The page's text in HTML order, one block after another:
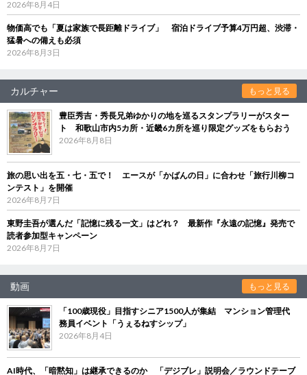
2026年8月4日
物価高でも「夏は家族で長距離ドライブ」 宿泊ドライブ予算4万円超、渋滞・
猛暑への備えも必須
2026年8月3日
カルチャー もっと見る
豊臣秀吉・秀長兄弟ゆかりの地を巡るスタンプラリーがスター
ト 和歌山市内5カ所・近畿6カ所を巡り限定グッズをもらおう
2026年8月8日
旅の思い出を五・七・五で！ エースが「かばんの日」に合わせ「旅行川柳コ
ンテスト」を開催
2026年8月7日
東野圭吾が選んだ「記憶に残る一文」はどれ？ 最新作『永遠の記憶』発売で
読者参加型キャンペーン
2026年8月7日
動画 もっと見る
「100歳現役」目指すシニア1500人が集結 マンション管理代
務員イベント「うぇるねすシップ」
2026年8月4日
AI時代、「暗黙知」は継承できるのか 「デジブレ」説明会／ラウンドテーブ